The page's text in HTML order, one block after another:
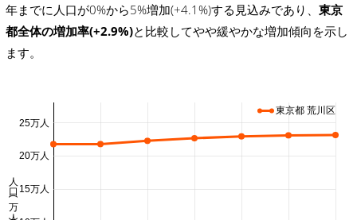
年までに人口が0%から5%増加(+4.1%)する見込みであり、 東京
都全体の増加率(+2.9%)と比較してやや緩やかな増加傾向を示し
ます。
15万人
20万人
25万人
人口 (万人)
東京都 荒川区